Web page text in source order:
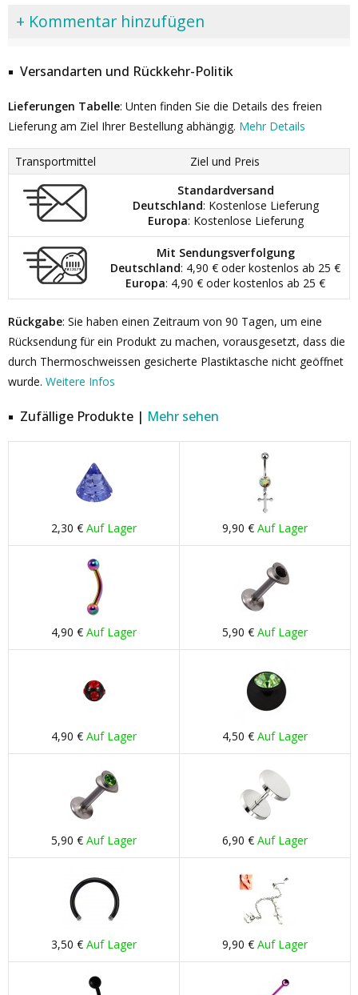
+ Kommentar hinzufügen
Versandarten und Rückkehr-Politik
Lieferungen Tabelle: Unten finden Sie die Details des freien
Lieferung am Ziel Ihrer Bestellung abhängig. Mehr Details
Transportmittel
Ziel und Preis
Standardversand
Deutschland: Kostenlose Lieferung
Europa: Kostenlose Lieferung
Mit Sendungsverfolgung
Deutschland: 4,90 € oder kostenlos ab 25 €
Europa: 4,90 € oder kostenlos ab 25 €
Rückgabe: Sie haben einen Zeitraum von 90 Tagen, um eine
Rücksendung für ein Produkt zu machen, vorausgesetzt, dass die
durch Thermoschweissen gesicherte Plastiktasche nicht geöffnet
wurde. Weitere Infos
Zufällige Produkte | Mehr sehen
2,30 € Auf Lager 9,90 € Auf Lager
4,90 € Auf Lager 5,90 € Auf Lager
4,90 € Auf Lager 4,50 € Auf Lager
5,90 € Auf Lager 6,90 € Auf Lager
3,50 € Auf Lager 9,90 € Auf Lager